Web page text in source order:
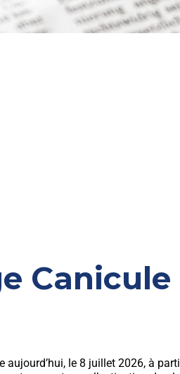
Canicule
le 8 juillet 2026, à